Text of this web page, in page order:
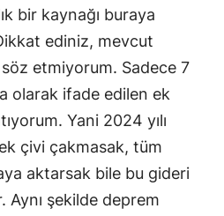
bir kaynağı buraya
ediniz, mevcut
etmiyorum. Sadece 7
olarak ifade edilen ek
Yani 2024 yılı
çivi çakmasak, tüm
aktarsak bile bu gideri
Aynı şekilde deprem